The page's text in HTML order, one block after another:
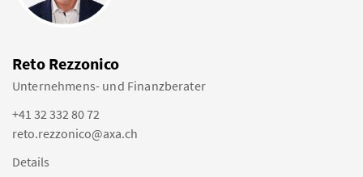
Reto Rezzonico
Unternehmens- und Finanzberater
+41 32 332 80 72
reto.rezzonico@axa.ch
Details